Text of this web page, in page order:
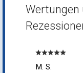
Wertungen
starstarstarstarstar
M. S.